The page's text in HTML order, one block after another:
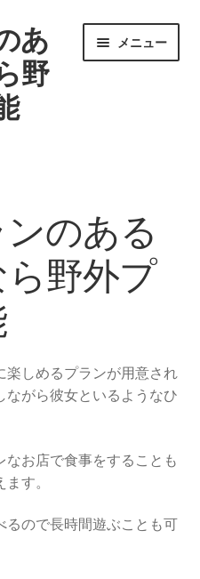
あ
野
メニュー
のある
野外プ
楽しめるプランが用意され
ながら彼女といるようなひ
お店で食事をすることも
す。
るので長時間遊ぶことも可